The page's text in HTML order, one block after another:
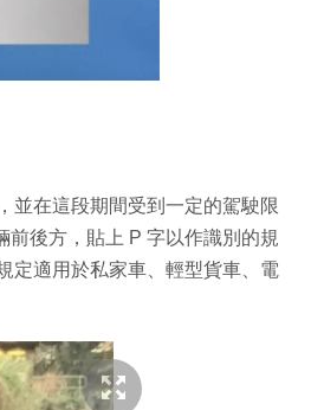
並在這段期間受到一定的駕駛限
後方，貼上 P 字以作識別的規
定適用於私家車、輕型貨車、電